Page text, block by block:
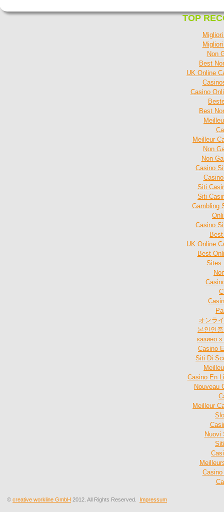
TOP
Non
Best
UK Online
Casino
Best
Meilleur
Non
Non
Casino
Siti
Siti
Gambling
Casino
UK Online
Best
Sites
オンラ
본인인
казино
Casino
Siti Di
Casino En
Nouveau
Meilleur
Nuovi
© creative workline GmbH 2012. All Rights Reserved. Impressum